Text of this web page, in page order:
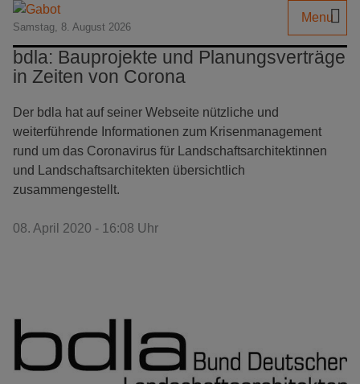
Samstag, 8. August 2026
Menu
bdla: Bauprojekte und Planungsverträge
in Zeiten von Corona
Der bdla hat auf seiner Webseite nützliche und
weiterführende Informationen zum Krisenmanagement
rund um das Coronavirus für Landschaftsarchitektinnen
und Landschaftsarchitekten übersichtlich
zusammengestellt.
08. April 2020 - 16:08 Uhr